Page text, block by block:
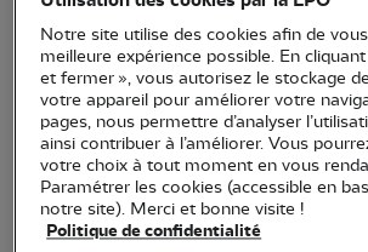
Notre site utilise des cookies afin de
meilleure expérience possible. En
et fermer », vous autorisez le stockage
votre appareil pour améliorer votre
pages, nous permettre d’analyser
ainsi contribuer à l’améliorer. Vous
votre choix à tout moment en vous
Paramétrer les cookies (accessible en
notre site). Merci et bonne visite !
Politique de confidentialité